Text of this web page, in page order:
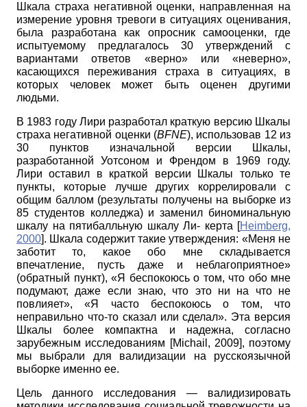
Шкала страха негативной оценки, направленная на
измерение уровня тревоги в ситуациях оценивания,
была разработана как опросник самооценки, где
испытуемому предлагалось 30 утверждений с
вариантами ответов «верно» или «неверно»,
касающихся переживания страха в ситуациях, в
которых человек может быть оценен другими
людьми.
В 1983 году Лири разработал краткую версию Шкалы
страха негативной оценки (BFNE), использовав 12 из
30 пунктов изначальной версии Шкалы,
разработанной Уотсоном и Френдом в 1969 году.
Лири оставил в краткой версии Шкалы только те
пункты, которые лучше других коррелировали с
общим баллом (результаты получены на выборке из
85 студентов колледжа) и заменил биноминальную
шкалу на пятибалльную шкалу Ли- керта [Heimberg,
2000]. Шкала содержит такие утверждения: «Меня не
заботит то, какое обо мне складывается
впечатление, пусть даже и неблагоприятное»
(обратный пункт), «Я беспокоюсь о том, что обо мне
подумают, даже если знаю, что это ни на что не
повлияет», «Я часто беспокоюсь о том, что
неправильно что-то сказал или сделал». Эта версия
Шкалы более компактна и надежна, согласно
зарубежным исследованиям [Michail, 2009], поэтому
мы выбрали для валидизации на русскоязычной
выборке именно ее.
Цель данного исследования — валидизировать